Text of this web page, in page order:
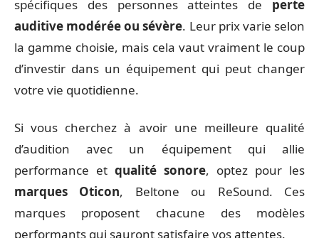
spécifiques des personnes atteintes de perte
auditive modérée ou sévère. Leur prix varie selon
la gamme choisie, mais cela vaut vraiment le coup
d’investir dans un équipement qui peut changer
votre vie quotidienne.
Si vous cherchez à avoir une meilleure qualité
d’audition avec un équipement qui allie
performance et qualité sonore, optez pour les
marques Oticon, Beltone ou ReSound. Ces
marques proposent chacune des modèles
performants qui sauront satisfaire vos attentes.